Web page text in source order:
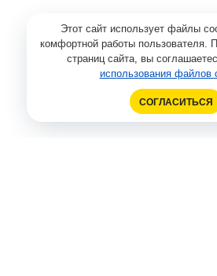
Этот сайт использует файлы
комфортной работы пользователя.
страниц сайта, вы
использования файлов
СОГЛАСИТЬСЯ